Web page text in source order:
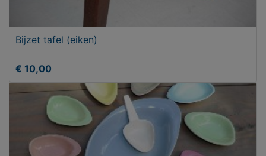
Bijzet tafel (eiken)
€ 10,00